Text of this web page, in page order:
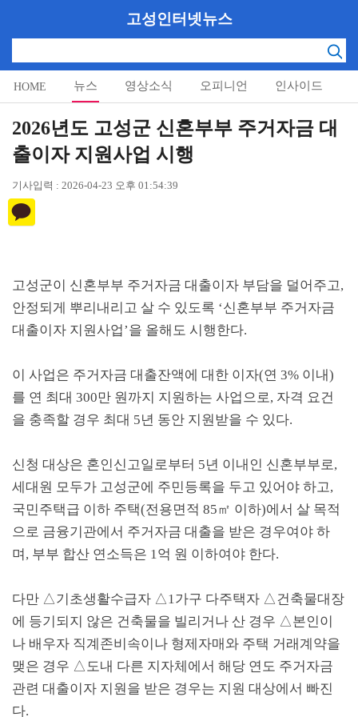
고성인터넷뉴스
HOME 뉴스 영상소식 오피니언 인사이드
알림마당
2026년도 고성군 신혼부부 주거자금 대
출이자 지원사업 시행
기사입력 : 2026-04-23 오후 01:54:39
고성군이 신혼부부 주거자금 대출이자 부담을 덜어주고,
안정되게 뿌리내리고 살 수 있도록 ‘신혼부부 주거자금
대출이자 지원사업’을 올해도 시행한다.
이 사업은 주거자금 대출잔액에 대한 이자(연 3% 이내)
를 연 최대 300만 원까지 지원하는 사업으로, 자격 요건
을 충족할 경우 최대 5년 동안 지원받을 수 있다.
신청 대상은 혼인신고일로부터 5년 이내인 신혼부부로,
세대원 모두가 고성군에 주민등록을 두고 있어야 하고,
국민주택급 이하 주택(전용면적 85㎡ 이하)에서 살 목적
으로 금융기관에서 주거자금 대출을 받은 경우여야 하
며 , 부부 합산 연소득은 1억 원 이하여야 한다.
다만 △기초생활수급자 △1가구 다주택자 △건축물대장
에 등기되지 않은 건축물을 빌리거나 산 경우 △본인이
나 배우자 직계존비속이나 형제자매와 주택 거래계약을
맺은 경우 △도내 다른 지자체에서 해당 연도 주거자금
관련 대출이자 지원을 받은 경우는 지원 대상에서 빠진
다.